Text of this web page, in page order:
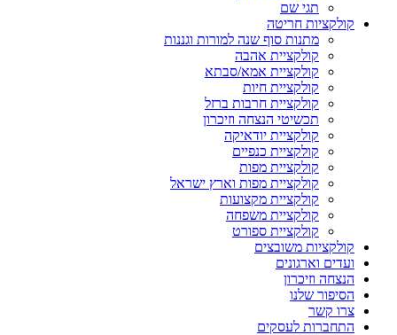
תגי שם
קולקציות חריטה
מתנות סוף שנה למורות וגננות
קולקציית אהבה
קולקציית אמא/סבתא
קולקציית חיות
קולקציית חרבות ברזל
תכשיטי הנצחה וזיכרון
קולקציית יודאיקה
קולקציית כנפיים
קולקציית מפות
קולקציית מפות וארץ ישראל
קולקציית מקצועות
קולקציית משפחה
קולקציית ספורט
קולקציות משובצים
ועדים וארגונים
הנצחה וזיכרון
הסיפור שלנו
צרו קשר
התחברות לעסקים